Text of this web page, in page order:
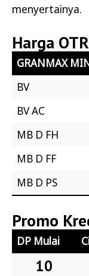
menyertainya.
Harga OTR
GRANMAX
BV
BV AC
MB D FH
MB D FF
MB D PS
Promo
DP Mulai
10